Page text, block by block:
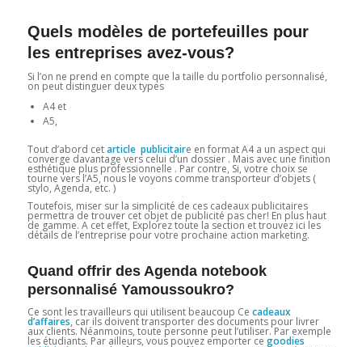
Quels modèles de portefeuilles pour
les entreprises avez-vous?
Si l’on ne prend en compte que la taille du portfolio personnalisé,
on peut distinguer deux types
A4 et
A5,
Tout d’abord cetarticle publicitaire en format A4 a un aspect qui
converge davantage vers celui d’un dossier . Mais avec une finition
esthétique plus professionnelle . Par contre, Si, votre choix se
tourne vers l’A5, nous le voyons comme transporteur d’objets (
stylo, Agenda, etc. )
Toutefois, miser sur la simplicité de ces cadeaux publicitaires
permettra de trouver cet objet de publicité pas cher! En plus haut
de gamme. A cet effet, Explorez toute la section et trouvez ici les
détails de l’entreprise pour votre prochaine action marketing.
Quand offrir des Agenda notebook
personnalisé Yamoussoukro?
Ce sont les travailleurs qui utilisent beaucoup Ce cadeaux
d’affaires, car ils doivent transporter des documents pour livrer
aux clients. Néanmoins, toute personne peut l’utiliser. Par exemple
les étudiants. Par ailleurs, vous pouvez emporter ce goodies